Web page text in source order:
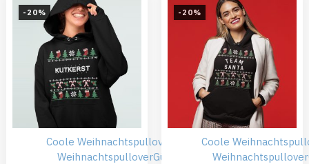
-20%
Coole Weihnachtspullover
Falsche
WeihnachtspulloverGünstiger
-20%
Coole
Weihnachtspullover